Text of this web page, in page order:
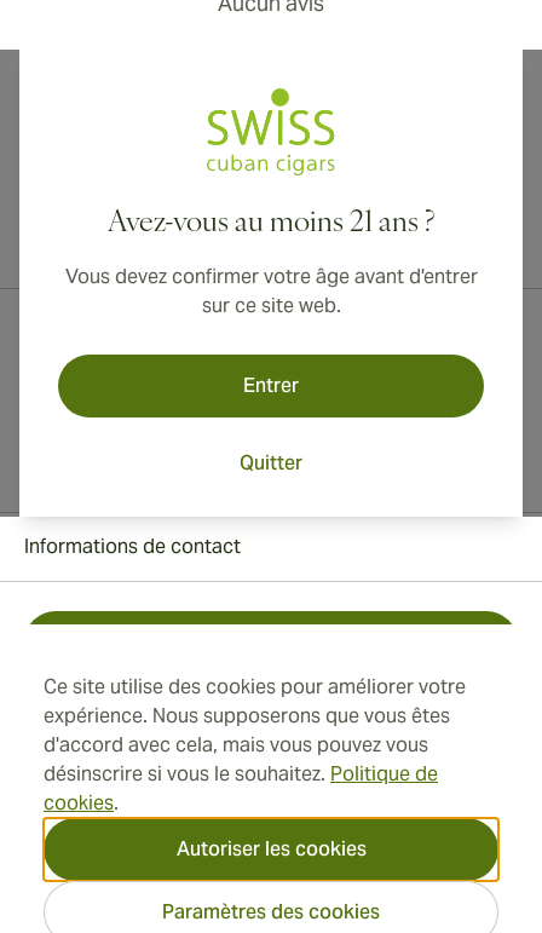
Ce site utilise des cookies pour améliorer votre
expérience. Nous supposerons que vous êtes
d'accord avec cela, mais vous pouvez vous
désinscrire si vous le souhaitez. Politique de
cookies.
Autoriser les cookies
Paramètres des cookies
Avez-vous au moins 21 ans ?
Vous devez confirmer votre âge avant d'entrer
sur ce site web.
Entrer
Quitter
Livraison internationale disponible vers le Canada, le Royaume-Uni
Informations
Informations de contact
+41 22 518 44 43
info@swisscubancigars.com